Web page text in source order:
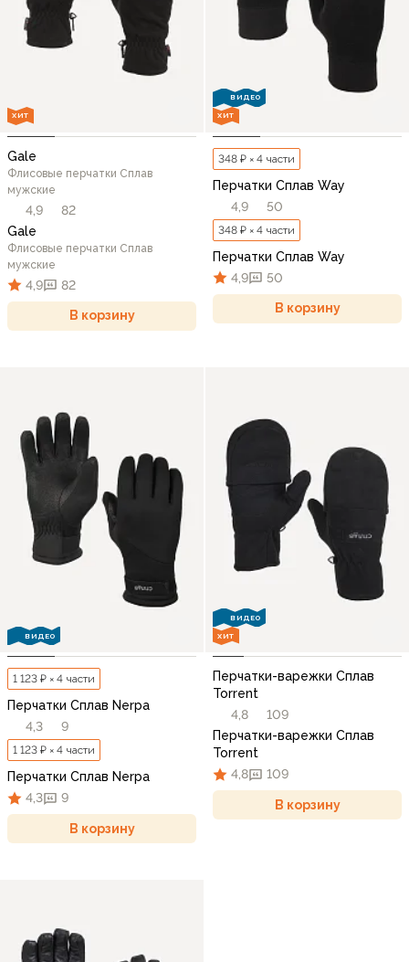
ХИТ
Gale
Флисовые перчатки Сплав
мужские
4,9
82
Gale
Флисовые перчатки Сплав
мужские
4,9 82
В корзину
ВИДЕО
ХИТ
348 ₽ × 4 части
Перчатки Сплав Way
4,9
50
348 ₽ × 4 части
Перчатки Сплав Way
4,9
50
В корзину
ВИДЕО
1 123 ₽ × 4 части
Перчатки Сплав Nerpa
4,3
9
1 123 ₽ × 4 части
Перчатки Сплав Nerpa
4,3
9
В корзину
ВИДЕО
ХИТ
Перчатки-варежки Сплав
Torrent
4,8
109
Перчатки-варежки Сплав
Torrent
4,8
109
В корзину